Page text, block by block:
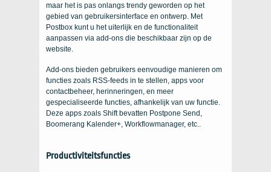
maar het is pas onlangs trendy geworden op het
gebied van gebruikersinterface en ontwerp. Met
Postbox kunt u het uiterlijk en de functionaliteit
aanpassen via add-ons die beschikbaar zijn op de
website.
Add-ons bieden gebruikers eenvoudige manieren om
functies zoals RSS-feeds in te stellen, apps voor
contactbeheer, herinneringen, en meer
gespecialiseerde functies, afhankelijk van uw functie.
Deze apps zoals Shift bevatten Postpone Send,
Boomerang Kalender+, Workflowmanager, etc..
Productiviteitsfuncties